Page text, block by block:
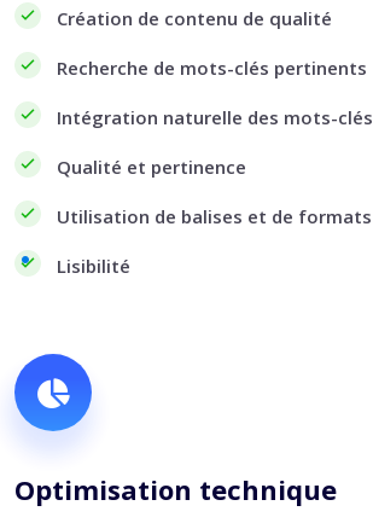
Création de contenu de qualité
Recherche de mots-clés pertinents
Intégration naturelle des mots-clés
Qualité et pertinence
Utilisation de balises et de
Lisibilité
Optimisation technique